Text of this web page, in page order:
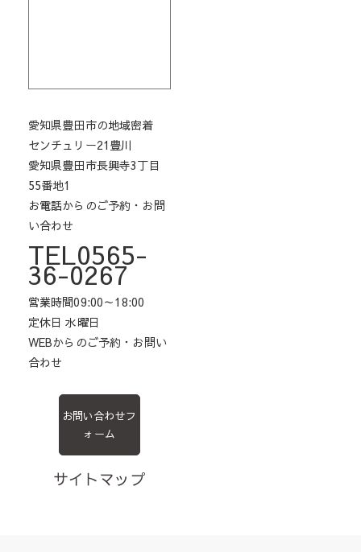
愛知県豊田市の地域密着
センチュリー21豊川
愛知県豊田市長興寺3丁目
55番地1
お電話からのご予約・お問
い合わせ
TEL0565-
36-0267
営業時間09:00～18:00
定休日 水曜日
WEBからのご予約・お問い
合わせ
お問い合わせフ
ォーム
サイトマップ